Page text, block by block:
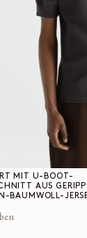
MIT U-BOOT-
AUS
BAUMWOLL-